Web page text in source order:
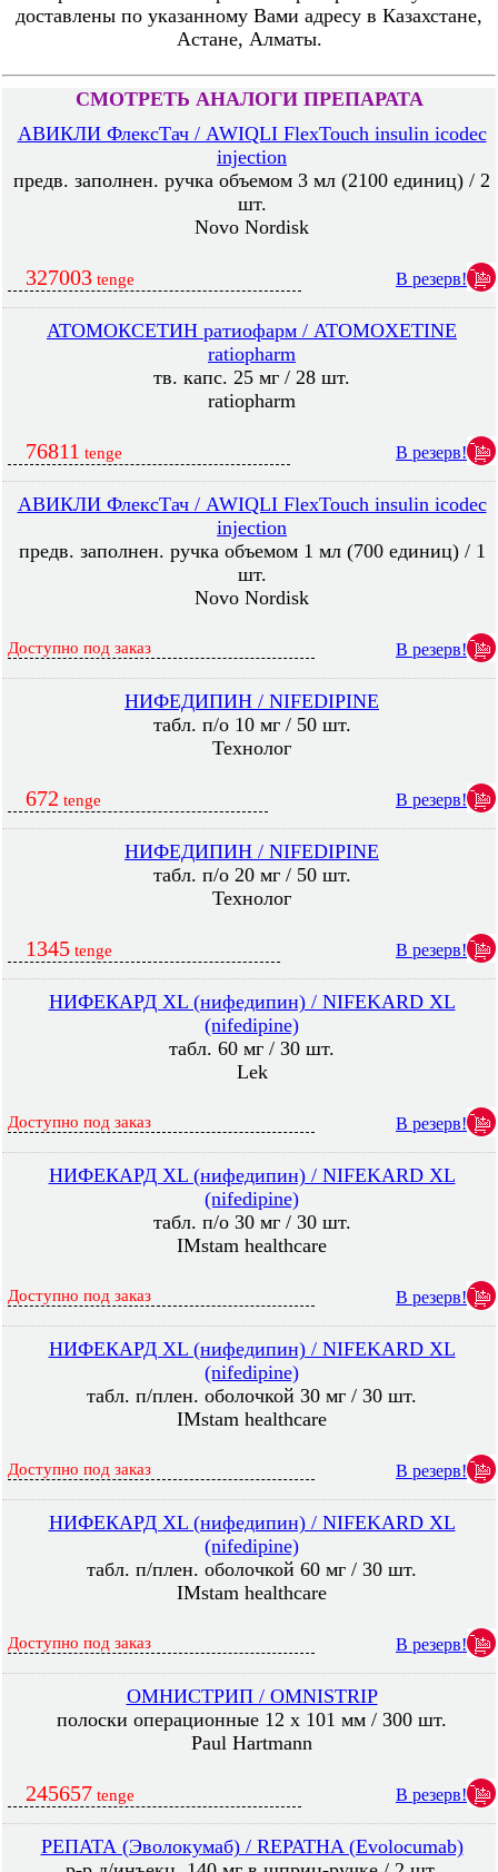
доставлены по указанному Вами адресу в Казахстане,
Астане, Алматы.
СМОТРЕТЬ АНАЛОГИ ПРЕПАРАТА
АВИКЛИ ФлексТач / AWIQLI FlexTouch insulin icodec
injection
предв. заполнен. ручка объемом 3 мл (2100 единиц) / 2
шт.
Novo Nordisk
327003 tenge В резерв!
АТОМОКСЕТИН ратиофарм / ATOMOXETINE
ratiopharm
тв. капс. 25 мг / 28 шт.
ratiopharm
76811 tenge В резерв!
АВИКЛИ ФлексТач / AWIQLI FlexTouch insulin icodec
injection
предв. заполнен. ручка объемом 1 мл (700 единиц) / 1
шт.
Novo Nordisk
Доступно под заказ В резерв!
НИФЕДИПИН / NIFEDIPINE
табл. п/о 10 мг / 50 шт.
Технолог
672 tenge В резерв!
НИФЕДИПИН / NIFEDIPINE
табл. п/о 20 мг / 50 шт.
Технолог
1345 tenge В резерв!
НИФЕКАРД XL (нифедипин) / NIFEKARD XL
(nifedipine)
табл. 60 мг / 30 шт.
Lek
Доступно под заказ В резерв!
НИФЕКАРД XL (нифедипин) / NIFEKARD XL
(nifedipine)
табл. п/о 30 мг / 30 шт.
IMstam healthcare
Доступно под заказ В резерв!
НИФЕКАРД XL (нифедипин) / NIFEKARD XL
(nifedipine)
табл. п/плен. оболочкой 30 мг / 30 шт.
IMstam healthcare
Доступно под заказ В резерв!
НИФЕКАРД XL (нифедипин) / NIFEKARD XL
(nifedipine)
табл. п/плен. оболочкой 60 мг / 30 шт.
IMstam healthcare
Доступно под заказ В резерв!
ОМНИСТРИП / OMNISTRIP
полоски операционные 12 х 101 мм / 300 шт.
Paul Hartmann
245657 tenge В резерв!
РЕПАТА (Эволокумаб) / REPATHA (Evolocumab)